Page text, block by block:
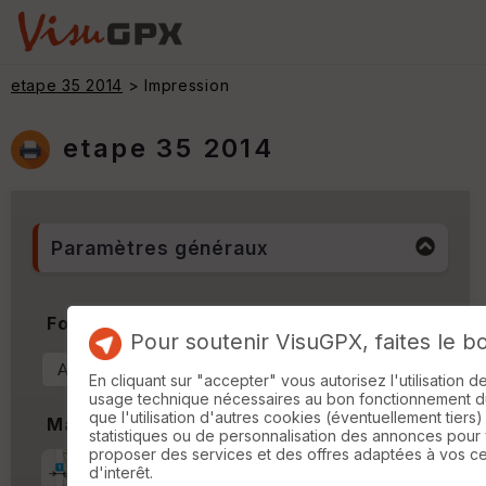
etape 35 2014 > Impression
etape 35 2014
Paramètres généraux
Format & Orientation
Marges
Pour soutenir VisuGPX, faites le
En cliquant sur "accepter" vous autorisez l'utilisation
usage technique nécessaires au bon fonctionnement
que l'utilisation d'autres cookies (éventuellement
statistiques ou de personnalisation des annonces pour
proposer des services et des offres adaptées à vos
d'interêt.